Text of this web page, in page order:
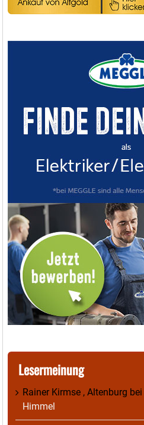
Lesermeinung
Rainer Kirmse , Altenburg bei
Himmel